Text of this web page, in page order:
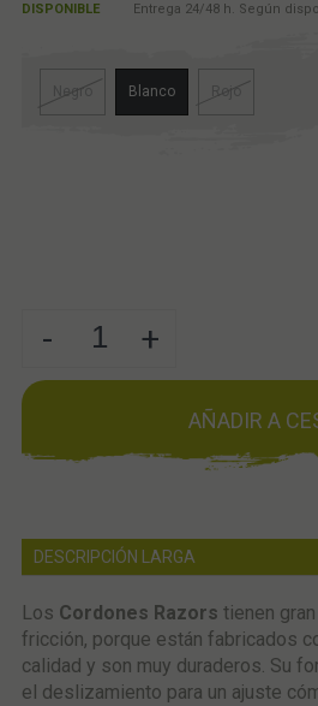
DISPONIBLE Entrega 24/48 h. Según
Negro Blanco Rojo
- +
AÑADIR A
DESCRIPCIÓN LARGA
Los Cordones Razors tienen
fricción, porque están fabricados
calidad y son muy duraderos. Su
el deslizamiento para un ajuste